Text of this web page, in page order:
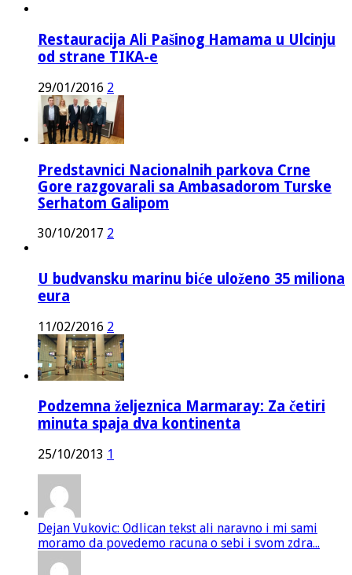
Restauracija Ali Pašinog Hamama u Ulcinju
od strane TIKA-e
29/01/2016 2
Predstavnici Nacionalnih parkova Crne
Gore razgovarali sa Ambasadorom Turske
Serhatom Galipom
30/10/2017 2
U budvansku marinu biće uloženo 35 miliona
eura
11/02/2016 2
Podzemna željeznica Marmaray: Za četiri
minuta spaja dva kontinenta
25/10/2013 1
Dejan Vukovic: Odlican tekst ali naravno i mi sami
moramo da povedemo racuna o sebi i svom zdra...